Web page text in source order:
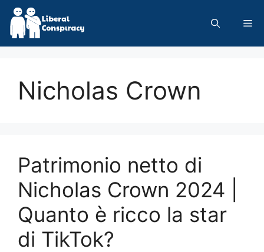
Skip
content
Nicholas Crown
Patrimonio netto di
Nicholas Crown 2024 |
Quanto è ricco la star
di TikTok?